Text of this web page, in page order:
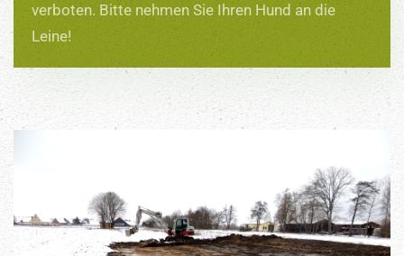
verboten. Bitte nehmen Sie Ihren Hund an die
Leine!